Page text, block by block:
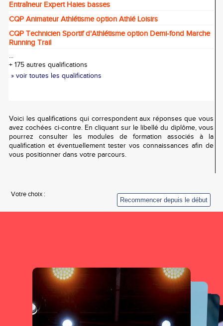
Entraîneur Expert Haies basses
CQP Animateur Athlétisme option Athlé Loisirs
CQP Technicien Sportif d'Athlétisme option Demi-fond Marche
Running Trail
...
+ 175 autres qualifications
» voir toutes les qualifications
Voici les qualifications qui correspondent aux réponses que vous
avez cochées ci-contre. En cliquant sur le libellé du diplôme, vous
pourrez consulter les modules de formation associés à la
qualification et éventuellement tester vos connaissances afin de
vous positionner dans votre parcours.
Votre choix :